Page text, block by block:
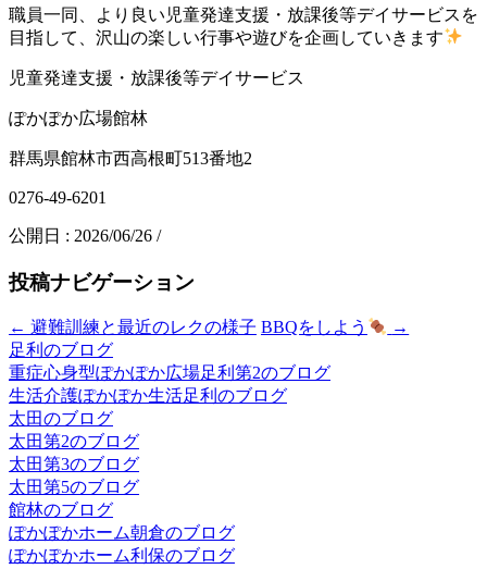
職員一同、より良い児童発達支援・放課後等デイサービスを
目指して、沢山の楽しい行事や遊びを企画していきます
児童発達支援・放課後等デイサービス
ぽかぽか広場館林
群馬県館林市西高根町513番地2
0276-49-6201
公開日 : 2026/06/26 /
投稿ナビゲーション
← 避難訓練と最近のレクの様子 BBQをしよう
→
足利のブログ
重症心身型ぽかぽか広場足利第2のブログ
生活介護ぽかぽか生活足利のブログ
太田のブログ
太田第2のブログ
太田第3のブログ
太田第5のブログ
館林のブログ
ぽかぽかホーム朝倉のブログ
ぽかぽかホーム利保のブログ